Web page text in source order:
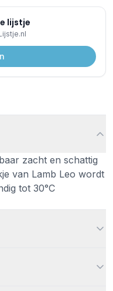
lijstje
zacht en schattig
van Lamb Leo wordt
tot 30°C